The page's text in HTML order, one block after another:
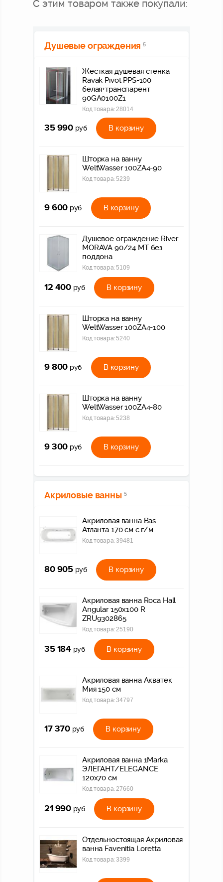
С этим товаром также покупали:
Душевые ограждения 5
Жесткая душевая стенка
Ravak Pivot PPS-100
белая+транспарент
90GA0100Z1
Код товара: 28014
35 990 руб В корзину
Шторка на ванну
WeltWasser 100ZA4-90
Код товара:5239
9 600 руб В корзину
Душевое ограждение River
MORAVA 90/24 МТ без
поддона
Код товара:5109
12 400 руб В корзину
Шторка на ванну
WeltWasser 100ZA4-100
Код товара:5240
9 800 руб В корзину
Шторка на ванну
WeltWasser 100ZA4-80
Код товара:5238
9 300 руб В корзину
Акриловые ванны 5
Акриловая ванна Bas
Атланта 170 см с г/м
Код товара:39481
80 905 руб В корзину
Акриловая ванна Roca Hall
Angular 150x100 R
ZRU9302865
Код товара: 25190
35 184 руб В корзину
Акриловая ванна Акватек
Мия 150 см
Код товара:34797
17 370 руб В корзину
Акриловая ванна 1Marka
ЭЛЕГАНТ/ELEGANCE
120х70 см
Код товара: 27660
21 990 руб В корзину
Отдельностоящая Акриловая
ванна Favenitia Loretta
Код товара:3399